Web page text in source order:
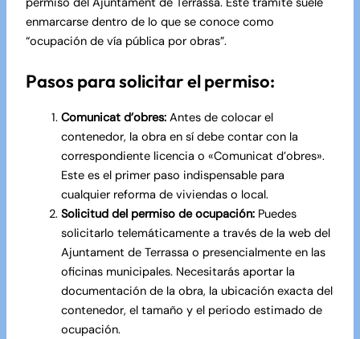
enmarcarse dentro de lo que se conoce como
“ocupación de vía pública por obras”.
Pasos para solicitar el permiso:
Comunicat d’obres:Antes de colocar el
contenedor, la obra en sí debe contar con la
correspondiente licencia o «Comunicat d’obres».
Este es el primer paso indispensable para
cualquier reforma de viviendaso local.
Solicitud del permiso de ocupación:Puedes
solicitarlo telemáticamente a través de la web del
Ajuntament de Terrassa o presencialmente en las
oficinas municipales. Necesitarás aportar la
documentación de la obra, la ubicación exacta del
contenedor, el tamaño y el periodo estimado de
ocupación.